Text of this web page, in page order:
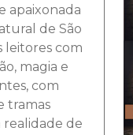
apaixonada
de São
leitores com
magia e
com
tramas
de